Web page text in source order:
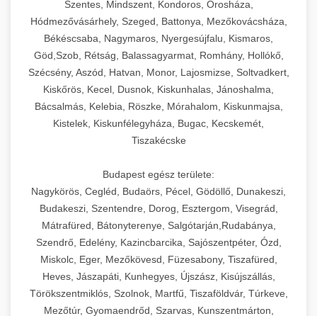
Szentes, Mindszent, Kondoros, Orosháza,
Hódmezővásárhely, Szeged, Battonya, Mezőkovácsháza,
Békéscsaba, Nagymaros, Nyergesújfalu, Kismaros,
Göd,Szob, Rétság, Balassagyarmat, Romhány, Hollókő,
Szécsény, Aszód, Hatvan, Monor, Lajosmizse, Soltvadkert,
Kiskőrös, Kecel, Dusnok, Kiskunhalas, Jánoshalma,
Bácsalmás, Kelebia, Röszke, Mórahalom, Kiskunmajsa,
Kistelek, Kiskunfélegyháza, Bugac, Kecskemét,
Tiszakécske
Budapest egész területe:
Nagykörös, Cegléd, Budaörs, Pécel, Gödöllő, Dunakeszi,
Budakeszi, Szentendre, Dorog, Esztergom, Visegrád,
Mátrafüred, Bátonyterenye, Salgótarján,Rudabánya,
Szendrő, Edelény, Kazincbarcika, Sajószentpéter, Ózd,
Miskolc, Eger, Mezőkövesd, Füzesabony, Tiszafüred,
Heves, Jászapáti, Kunhegyes, Újszász, Kisújszállás,
Törökszentmiklós, Szolnok, Martfű, Tiszaföldvár, Túrkeve,
Mezőtúr, Gyomaendrőd, Szarvas, Kunszentmárton,